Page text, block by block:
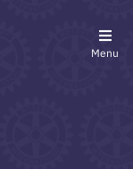
Menu